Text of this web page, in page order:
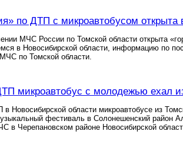
по ДТП с микроавтобусом
МЧС России по Томской области открыта
в Новосибирской области, информацию по
по Томской области.
микроавтобус с молодежью ехал
Новосибирской области микроавтобусе из
фестиваль в Солонешенский район
в Черепановском районе Новосибирской